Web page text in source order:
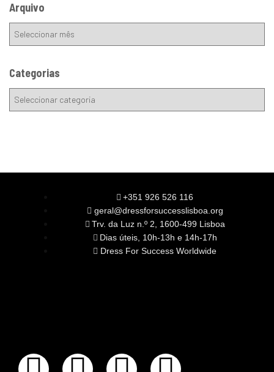
Arquivo
Categorias
+351 926 526 116
geral@dressforsuccesslisboa.org
Trv. da Luz n.º 2, 1600-499 Lisboa
Dias úteis, 10h-13h e 14h-17h
Dress For Success Worldwide